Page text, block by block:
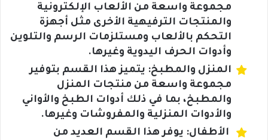
مجموعة واسعة من الألعاب الإلكترونية
والمنتجات الترفيهية الأخرى مثل أجهزة
التحكم بالألعاب ومستلزمات الرسم والتلوين
وأدوات الحرف اليدوية وغيرها.
المنزل والمطبخ: يتميز هذا القسم بتوفير
مجموعة واسعة من منتجات المنزل
والمطبخ، بما في ذلك أدوات الطبخ والأواني
والأدوات المنزلية والمفروشات وغيرها.
الأطفال: يوفر هذا القسم العديد من